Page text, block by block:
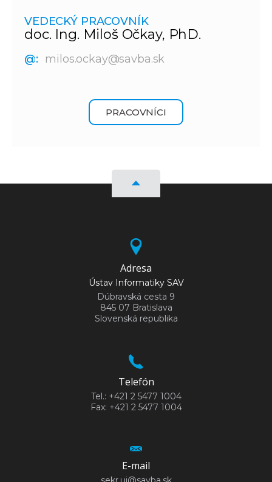
VEDECKÝ PRACOVNÍK
doc. Ing. Miloš Očkay, PhD.
@: milos.ockay@savba.sk
PRACOVNÍCI
Adresa
Ústav Informatiky SAV
Dúbravská cesta 9
845 07 Bratislava
Slovenská republika
Telefón
Tel.: +421 2 5477 1004
Fax: +421 2 5477 1004
E-mail